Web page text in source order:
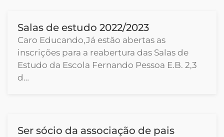
Salas de estudo 2022/2023
Caro Educando,Já estão abertas as
inscrições para a reabertura das Salas de
Estudo da Escola Fernando Pessoa E.B. 2,3
d…
Ser sócio da associação de pais